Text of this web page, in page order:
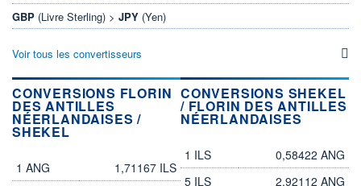
GBP (Livre Sterling) > JPY (Yen)
Voir tous les convertisseurs
CONVERSIONS FLORIN
DES ANTILLES
NÉERLANDAISES /
SHEKEL
florin des Antilles néerlandaises
shekel
1 ANG
1,71167 ILS
CONVERSIONS SHEKEL
/ FLORIN DES ANTILLES
NÉERLANDAISES
shekel
florin des Antilles néerlandaises
1 ILS
0,58422 ANG
5 ILS
2,92112 ANG